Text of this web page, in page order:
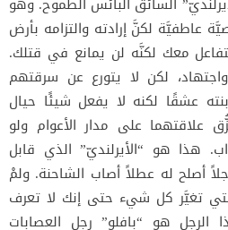
لكنَّ إرادته والتزامه بأرض
معك لكنَّه لن يمانع في قتلك.
لكن لا يتورع عن سرقتهم
عشقًا لكنه لا يفعل شيئًا حيال
علاقتهما على مدار الأعوام ولو
هذا هو “الأيرلنديّ” الذي قابل
أصلح له عطلاً أصاب الشاحنة. ولمْ
تغيَّر كل شيء حتى إنك لا تعرف
هو “بافلو” رجل العصابات